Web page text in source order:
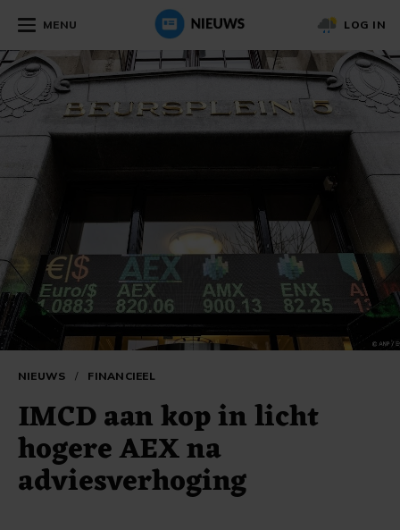
MENU LOG IN
NIEUWS / FINANCIEEL
IMCD aan kop in licht
hogere AEX na
adviesverhoging